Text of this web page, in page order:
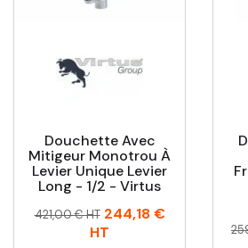
Douchette Avec
Mitigeur Monotrou À
Levier Unique Levier
Long - 1/2 - Virtus
Prix
Prix
421,00 € HT 244,18 €
HT